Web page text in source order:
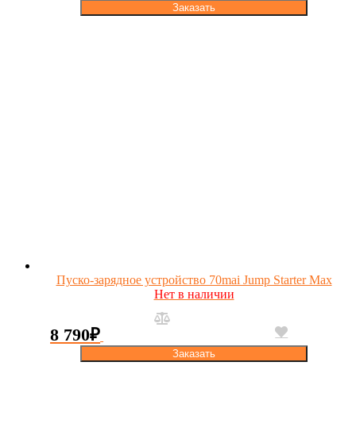
Заказать
Пуско-зарядное устройство 70mai Jump Starter Max
Нет в наличии
8 790₽
Заказать